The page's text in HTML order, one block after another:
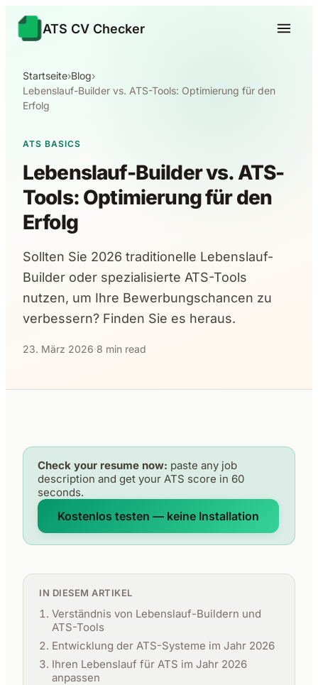
ATS CV Checker
Startseite›Blog›
Lebenslauf-Builder vs. ATS-Tools: Optimierung für den
Erfolg
ATS BASICS
Lebenslauf-Builder vs. ATS-
Tools: Optimierung für den
Erfolg
Sollten Sie 2026 traditionelle Lebenslauf-
Builder oder spezialisierte ATS-Tools
nutzen, um Ihre Bewerbungschancen zu
verbessern? Finden Sie es heraus.
23. März 2026·8 min read
Check your resume now: paste any job
description and get your ATS score in 60
seconds.
Kostenlos testen — keine Installation
IN DIESEM ARTIKEL
Verständnis von Lebenslauf-Buildern und
ATS-Tools
Entwicklung der ATS-Systeme im Jahr 2026
Ihren Lebenslauf für ATS im Jahr 2026
anpassen